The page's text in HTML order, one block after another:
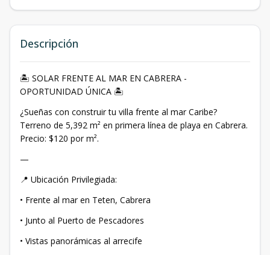
Descripción
🏝️ SOLAR FRENTE AL MAR EN CABRERA -
OPORTUNIDAD ÚNICA 🏝️
¿Sueñas con construir tu villa frente al mar Caribe?
Terreno de 5,392 m² en primera línea de playa en Cabrera.
Precio: $120 por m².
—
📍 Ubicación Privilegiada:
• Frente al mar en Teten, Cabrera
• Junto al Puerto de Pescadores
• Vistas panorámicas al arrecife